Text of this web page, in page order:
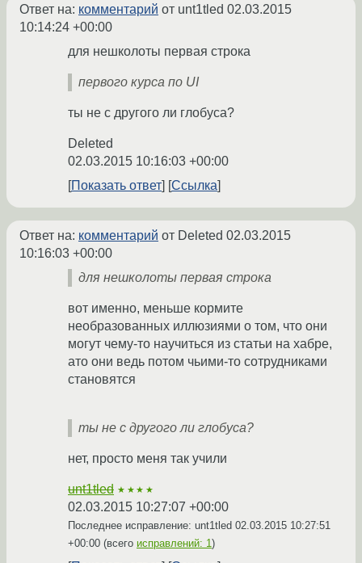
Ответ на: комментарий от unt1tled 02.03.2015
10:14:24 +00:00
для нешколоты первая строка
первого курса по UI
ты не с другого ли глобуса?
Deleted
02.03.2015 10:16:03 +00:00
Показать ответ
Ссылка
Ответ на: комментарий от Deleted 02.03.2015
10:16:03 +00:00
для нешколоты первая строка
вот именно, меньше кормите
необразованных иллюзиями о том, что они
могут чему-то научиться из статьи на хабре,
ато они ведь потом чьими-то сотрудниками
становятся
ты не с другого ли глобуса?
нет, просто меня так учили
unt1tled ★★★★
02.03.2015 10:27:07 +00:00
Последнее исправление: unt1tled 02.03.2015 10:27:51
+00:00 (всего исправлений: 1)